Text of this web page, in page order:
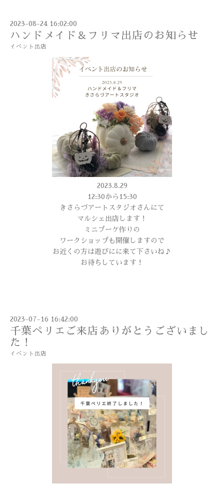
2023-08-24 16:02:00
ハンドメイド＆フリマ出店のお知らせ
イベント出店
2023.8.29
12:30から15:30
きさらづアートスタジオさんにて
マルシェ出店します！
ミニブーケ作りの
ワークショップも開催しますので
お近くの方は遊びにに来て下さいね♪
お待ちしています！
2023-07-16 16:42:00
千葉ペリエご来店ありがとうございまし
た！
イベント出店